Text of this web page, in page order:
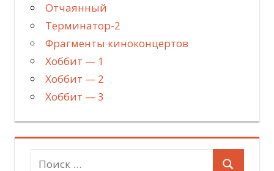
Отчаянный
Терминатор-2
Фрагменты киноконцертов
Хоббит — 1
Хоббит — 2
Хоббит — 3
Поиск